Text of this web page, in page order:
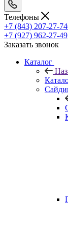
Телефоны
+7 (843) 207-27-74
+7 (927) 962-27-49
Заказать звонок
Каталог